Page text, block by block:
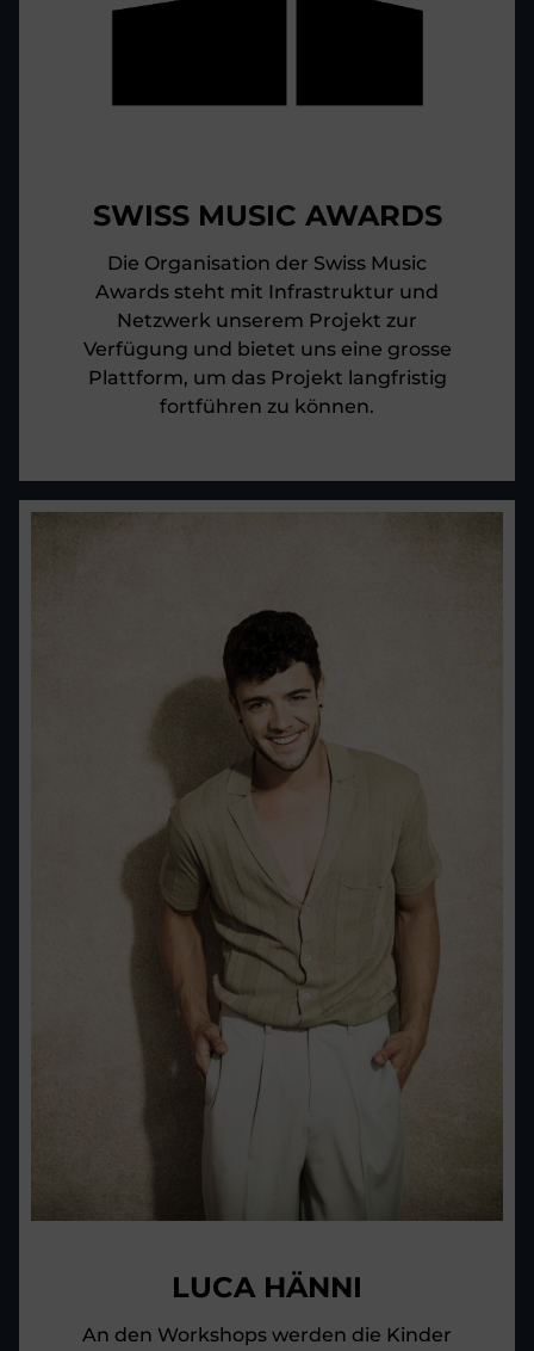
SWISS MUSIC AWARDS
Die Organisation der Swiss Music
Awards steht mit Infrastruktur und
Netzwerk unserem Projekt zur
Verfügung und bietet uns eine grosse
Plattform, um das Projekt langfristig
fortführen zu können.
LUCA HÄNNI
An den Workshops werden die Kinder